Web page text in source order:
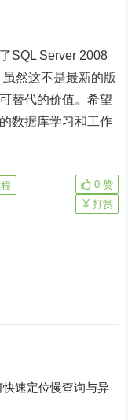
SQL Server 2008
然这不是最新的版
替代的价值。希望
数据库学习和工作
0 赞
打赏
速定位慢查询与异